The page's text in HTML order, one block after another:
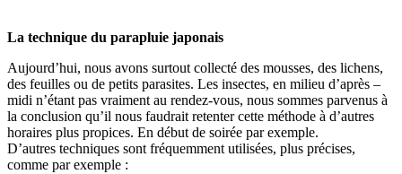
La technique du parapluie japonais
Aujourd’hui, nous avons surtout collecté des mousses, des lichens,
des feuilles ou de petits parasites. Les insectes, en milieu d’après –
midi n’étant pas vraiment au rendez-vous, nous sommes parvenus à
la conclusion qu’il nous faudrait retenter cette méthode à d’autres
horaires plus propices. En début de soirée par exemple.
D’autres techniques sont fréquemment utilisées, plus précises,
comme par exemple :